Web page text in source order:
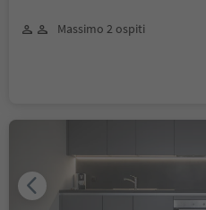
Massimo 2 ospiti